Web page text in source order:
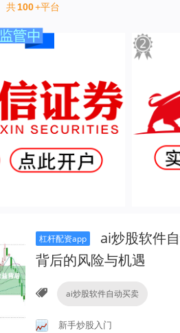
共100+平台
杠杆配资app
ai炒股软件
背后的风险与机遇
ai炒股软件自动买卖
新手炒股入门